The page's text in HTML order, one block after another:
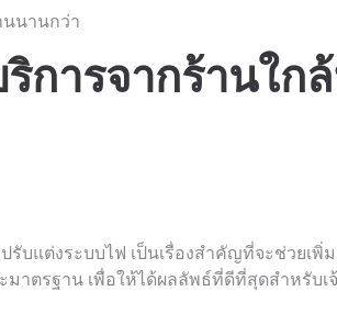
นนานกว่า
การจากร้านใก
แต่งระบบไฟ เป็นเรื่องสำคัญที่จะช่วยเพิ่
ตรฐาน เพื่อให้ได้ผลลัพธ์ที่ดีที่สุดสำหรับเ